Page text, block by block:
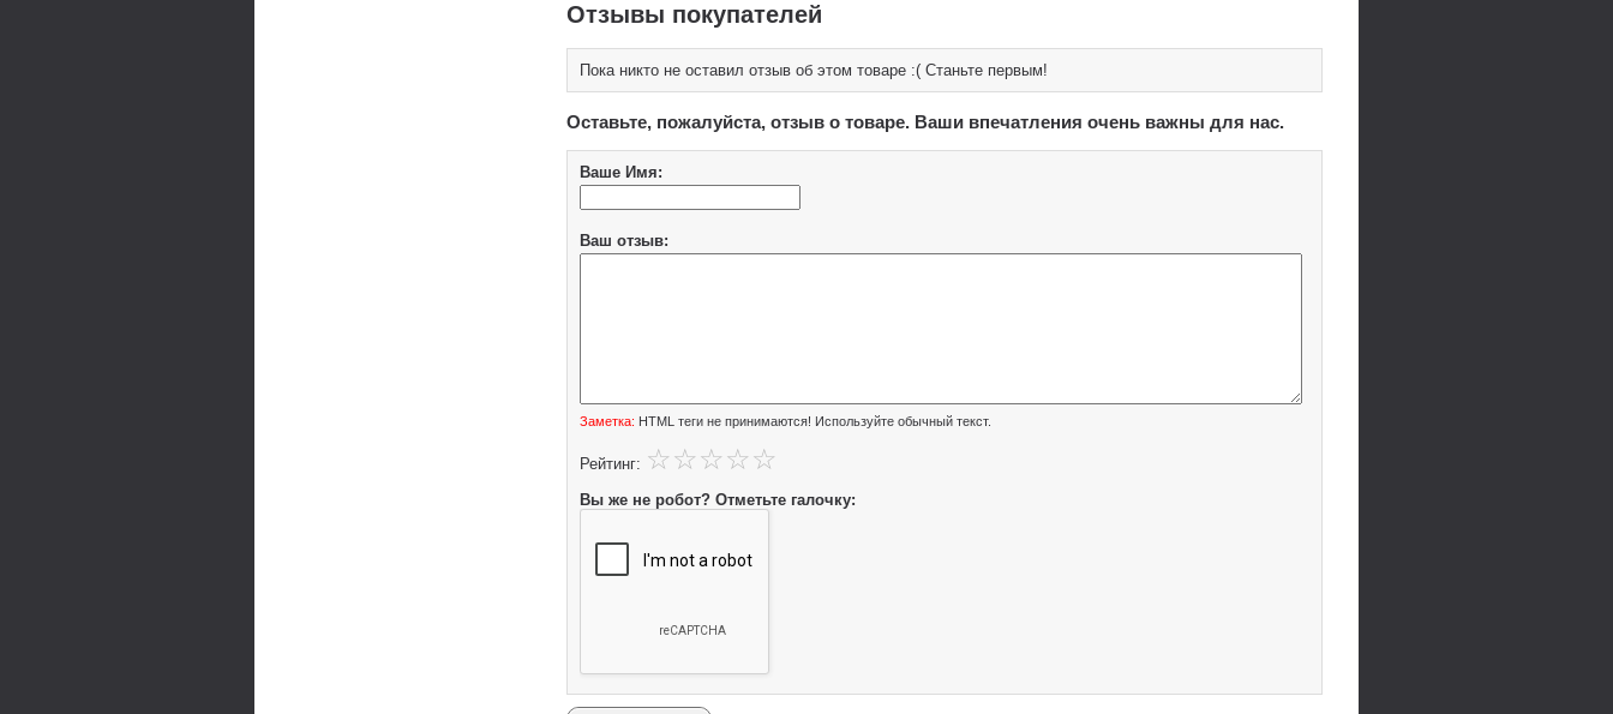
Отзывы покупателей
Пока никто не оставил отзыв об этом товаре :( Станьте первым!
Оставьте, пожалуйста, отзыв о товаре. Ваши впечатления очень важны для нас.
Ваше Имя:
Ваш отзыв:
Заметка: HTML теги не принимаются! Используйте обычный текст.
Рейтинг:
Вы же не робот? Отметьте галочку: